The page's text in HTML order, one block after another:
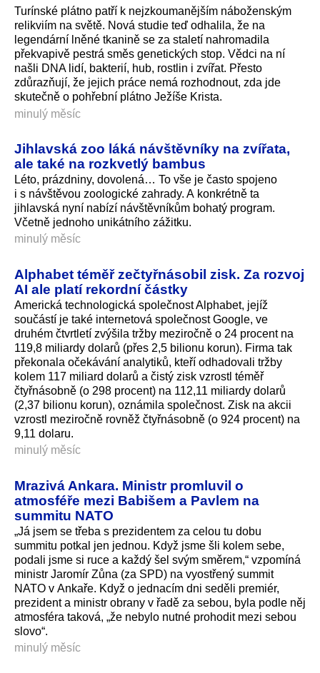
Turínské plátno patří k nejzkoumanějším náboženským
relikviím na světě. Nová studie teď odhalila, že na
legendární lněné tkanině se za staletí nahromadila
překvapivě pestrá směs genetických stop. Vědci na ní
našli DNA lidí, bakterií, hub, rostlin i zvířat. Přesto
zdůrazňují, že jejich práce nemá rozhodnout, zda jde
skutečně o pohřební plátno Ježíše Krista.
minulý měsíc
Jihlavská zoo láká návštěvníky na zvířata,
ale také na rozkvetlý bambus
Léto, prázdniny, dovolená… To vše je často spojeno
i s návštěvou zoologické zahrady. A konkrétně ta
jihlavská nyní nabízí návštěvníkům bohatý program.
Včetně jednoho unikátního zážitku.
minulý měsíc
Alphabet téměř zečtyřnásobil zisk. Za rozvoj
AI ale platí rekordní částky
Americká technologická společnost Alphabet, jejíž
součástí je také internetová společnost Google, ve
druhém čtvrtletí zvýšila tržby meziročně o 24 procent na
119,8 miliardy dolarů (přes 2,5 bilionu korun). Firma tak
překonala očekávání analytiků, kteří odhadovali tržby
kolem 117 miliard dolarů a čistý zisk vzrostl téměř
čtyřnásobně (o 298 procent) na 112,11 miliardy dolarů
(2,37 bilionu korun), oznámi­la společnost. Zisk na akcii
vzrostl meziročně rovněž čtyřnásobně (o 924 procent) na
9,11 dolaru.
minulý měsíc
Mrazivá Ankara. Ministr promluvil o
atmosféře mezi Babišem a Pavlem na
summitu NATO
„Já jsem se třeba s prezidentem za celou tu dobu
summitu potkal jen jednou. Když jsme šli kolem sebe,
podali jsme si ruce a každý šel svým směrem,“ vzpomíná
ministr Jaromír Zůna (za SPD) na vyostřený summit
NATO v Ankaře. Když o jednacím dni seděli premiér,
prezident a ministr obrany v řadě za sebou, byla podle něj
atmosféra taková, „že nebylo nutné prohodit mezi sebou
slovo“.
minulý měsíc